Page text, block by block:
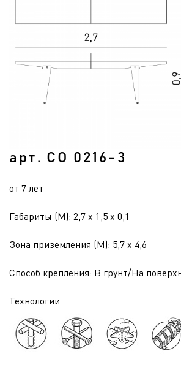
арт. СО 0216-3
от 7 лет
Габариты (М): 2,7 x 1,5 x 0,1
Зона приземления (М): 5,7 x 4,6
Способ крепления: В грунт/На
Технологии